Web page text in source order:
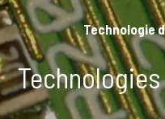
Technologie